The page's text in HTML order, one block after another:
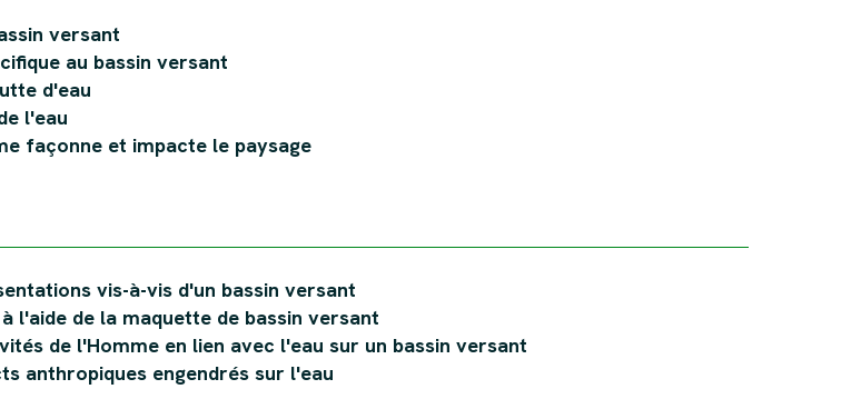
versant
au bassin versant
d'eau
l'eau
façonne et impacte le paysage
vis-à-vis d'un bassin versant
l'aide de la maquette de bassin versant
de l'Homme en lien avec l'eau sur un bassin versant
anthropiques engendrés sur l'eau